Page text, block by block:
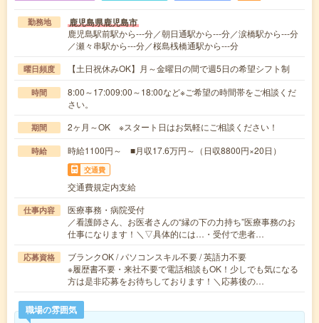
勤務地 鹿児島県鹿児島市
鹿児島駅前駅から---分／朝日通駅から---分／涙橋駅から---分
／瀬々串駅から---分／桜島桟橋通駅から---分
曜日頻度 【土日祝休みOK】月～金曜日の間で週5日の希望シフト制
時間
8:00～17:009:00～18:00など※ご希望の時間帯をご相談くだ
さい。
期間 2ヶ月～OK ※スタート日はお気軽にご相談ください！
時給 時給1100円～ ■月収17.6万円～（日収8800円×20日）
交通費
交通費規定内支給
仕事内容
医療事務・病院受付
／看護師さん、お医者さんの“縁の下の力持ち”医療事務のお
仕事になります！＼▽具体的には…・受付で患者…
応募資格
ブランクOK / パソコンスキル不要 / 英語力不要
※履歴書不要・来社不要で電話相談もOK！少しでも気になる
方は是非応募をお待ちしております！＼応募後の…
職場の雰囲気